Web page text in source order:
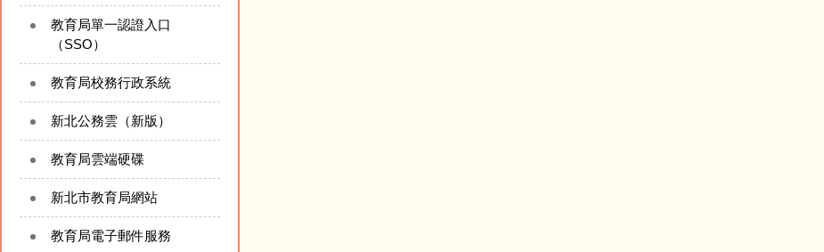
教育局單一認證入口
（SSO）
教育局校務行政系統
新北公務雲（新版）
教育局雲端硬碟
新北市教育局網站
教育局電子郵件服務